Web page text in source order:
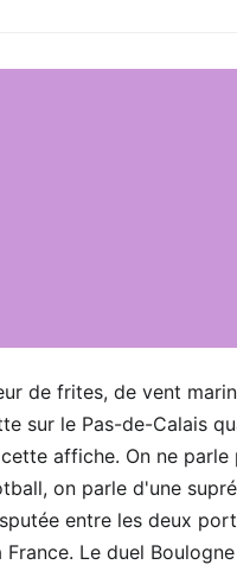
de frites, de vent
sur le Pas-de-Calais
affiche. On ne parle
on parle d'une
entre les deux
Le duel